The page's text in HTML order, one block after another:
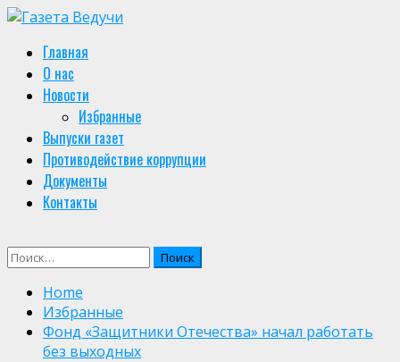
Skip
content
Primary
Menu
Главная
О нас
Новости
Избранные
Выпуски газет
Противодействие коррупции
Документы
Контакты
Найти:
Home
Избранные
Фонд «Защитники Отечества» начал работать
без выходных